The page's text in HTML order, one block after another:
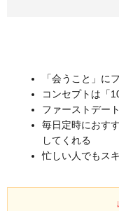
「会うこと」に
コンセプトは「
ファーストデー
毎日定時におす
してくれる
忙しい人でもス